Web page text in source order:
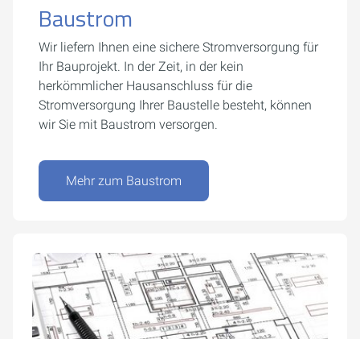
Baustrom
Wir liefern Ihnen eine sichere Stromversorgung für
Ihr Bauprojekt. In der Zeit, in der kein
herkömmlicher Hausanschluss für die
Stromversorgung Ihrer Baustelle besteht, können
wir Sie mit Baustrom versorgen.
Mehr zum Baustrom